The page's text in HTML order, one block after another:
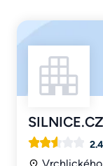
2.4